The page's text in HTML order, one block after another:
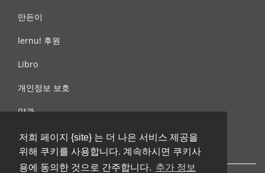
저희 페이지 {site} 는 더 나은 서비스 제공을
위해 쿠키를 사용합니다. 계속하시면 쿠키사
용에 동의한 것으로 간주합니다. 추가 정보
만든이
lernu! 후원
Libro
개인정보 보호
약관
제안, 문의